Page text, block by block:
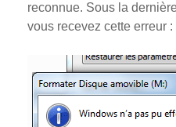
reconnue. Sous la
vous recevez cette erreur :